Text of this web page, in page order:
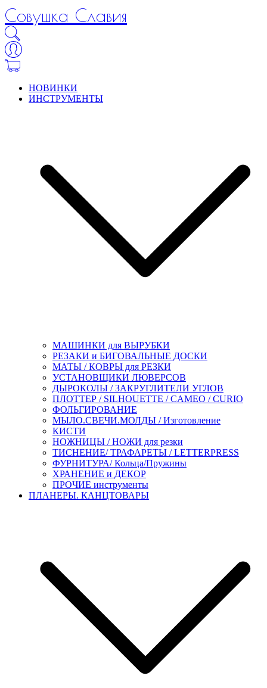
Совушка Славия
НОВИНКИ
ИНСТРУМЕНТЫ
МАШИНКИ для ВЫРУБКИ
РЕЗАКИ и БИГОВАЛЬНЫЕ ДОСКИ
МАТЫ / КОВРЫ для РЕЗКИ
УСТАНОВЩИКИ ЛЮВЕРСОВ
ДЫРОКОЛЫ / ЗАКРУГЛИТЕЛИ УГЛОВ
ПЛОТТЕР / SILHOUETTE / CAMEO / CURIO
ФОЛЬГИРОВАНИЕ
МЫЛО.СВЕЧИ.МОЛДЫ / Изготовление
КИСТИ
НОЖНИЦЫ / НОЖИ для резки
ТИСНЕНИЕ/ ТРАФАРЕТЫ / LETTERPRESS
ФУРНИТУРА/ Кольца/Пружины
ХРАНЕНИЕ и ДЕКОР
ПРОЧИЕ инструменты
ПЛАНЕРЫ. КАНЦТОВАРЫ